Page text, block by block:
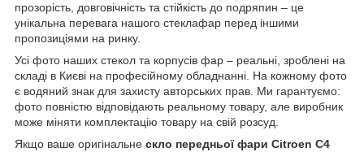
прозорість, довговічність та стійкість до подряпин – це
унікальна перевага нашого стеклафар перед іншими
пропозиціями на ринку.
Усі фото наших стекол та корпусів фар – реальні, зроблені на
складі в Києві на професійному обладнанні. На кожному фото
є водяний знак для захисту авторських прав. Ми гарантуємо:
фото повністю відповідають реальному товару, але виробник
може міняти комплектацію товару на свій розсуд.
Якщо ваше оригінальне скло передньої фари Citroen C4